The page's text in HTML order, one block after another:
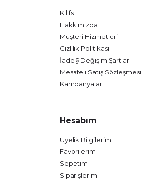
Kılıfs
Hakkımızda
Müşteri Hizmetleri
Gizlilik Politikası
İade § Değişim Şartları
Mesafeli Satış Sözleşmesi
Kampanyalar
Hesabım
Üyelik Bilgilerim
Favorilerim
Sepetim
Siparişlerim